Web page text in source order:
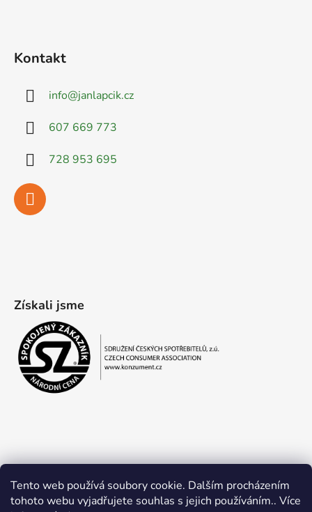
Tento web používá soubory cookie. Dalším procházením
tohoto webu vyjadřujete souhlas s jejich používáním.. Více
Kontakt
info@janlapcik.cz
607 669 773
728 953 695
Získali jsme